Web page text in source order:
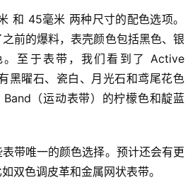
和 45毫米 两种尺寸的配色选项。
前的爆料，表壳颜色包括黑色、银
至于表带，我们看到了 Active
黑曜石、瓷白、月光石和鸢尾花色
（运动表带）的柠檬色和靛蓝
带唯一的颜色选择。预计还会有更
双色调皮革和金属网状表带。